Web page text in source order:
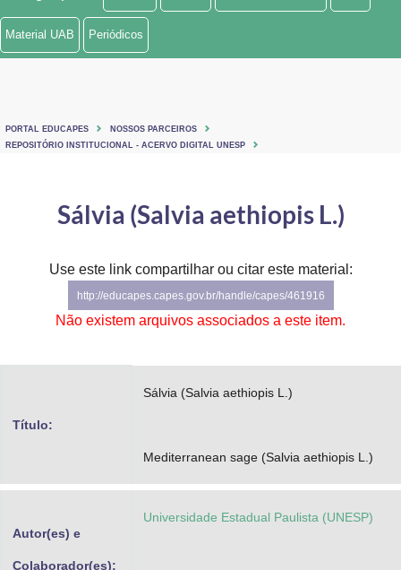
Ministério de Minas e Energia
Ministério do Turismo
Controladoria-Geral da União
Advocacia-Geral da União
Material UAB Periódicos
PORTAL EDUCAPES
NOSSOS PARCEIROS
REPOSITÓRIO INSTITUCIONAL - ACERVO DIGITAL UNESP
Sálvia (Salvia aethiopis L.)
Use este link compartilhar ou citar este material:
http://educapes.capes.gov.br/handle/capes/461916
Não existem arquivos associados a este item.
Título:
Sálvia (Salvia aethiopis L.)
Mediterranean sage (Salvia aethiopis L.)
Autor(es) e
Colaborador(es):
Universidade Estadual Paulista (UNESP)